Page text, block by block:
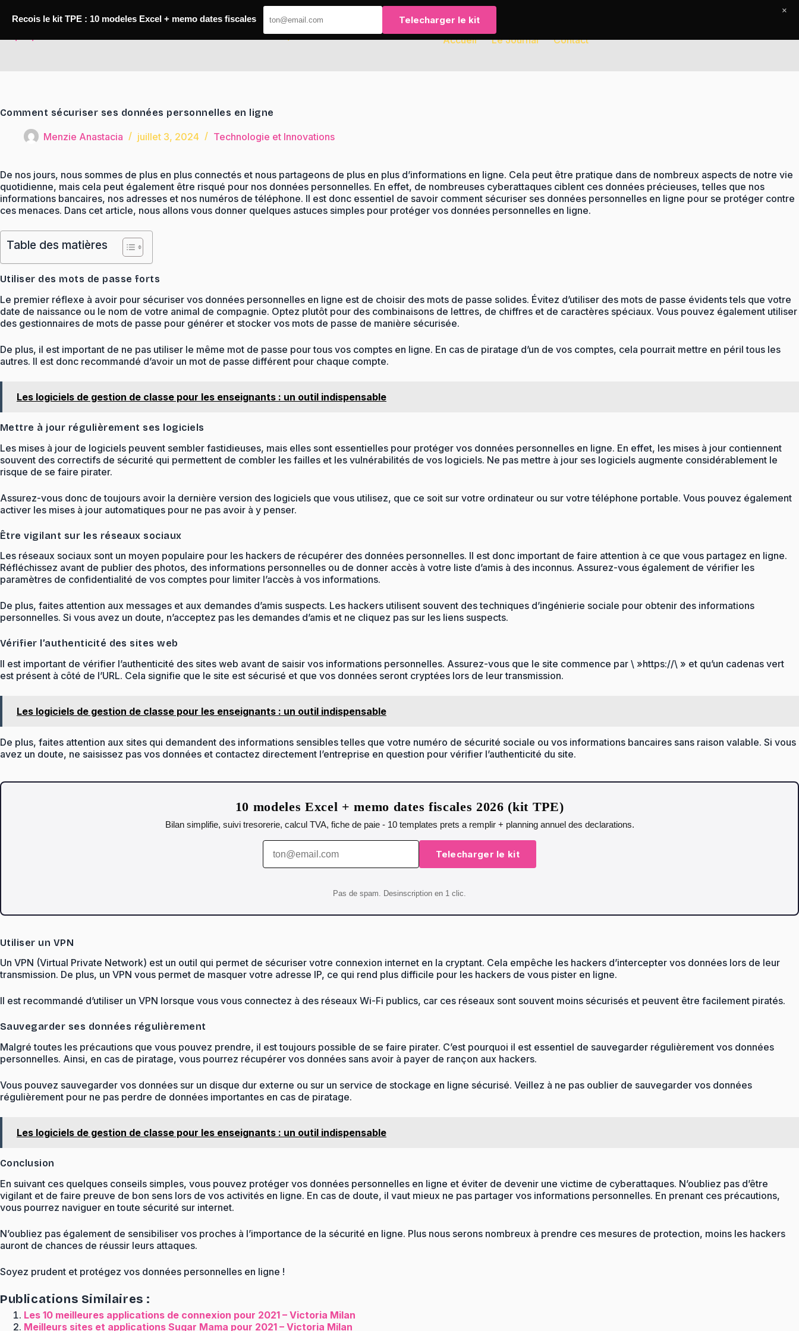
Accueil Le Journal Contact
Comment sécuriser ses données personnelles en ligne
Menzie Anastacia juillet 3, 2024 Technologie et Innovations
De nos jours, nous sommes de plus en plus connectés et nous partageons de plus en plus d’informations en ligne. Cela peut être pratique dans de nombreux aspects de notre vie
quotidienne, mais cela peut également être risqué pour nos données personnelles. En effet, de nombreuses cyberattaques ciblent ces données précieuses, telles que nos
informations bancaires, nos adresses et nos numéros de téléphone. Il est donc essentiel de savoir comment sécuriser ses données personnelles en ligne pour se protéger contre
ces menaces. Dans cet article, nous allons vous donner quelques astuces simples pour protéger vos données personnelles en ligne.
Table des matières
Utiliser des mots de passe forts
Le premier réflexe à avoir pour sécuriser vos données personnelles en ligne est de choisir des mots de passe solides. Évitez d’utiliser des mots de passe évidents tels que votre
date de naissance ou le nom de votre animal de compagnie. Optez plutôt pour des combinaisons de lettres, de chiffres et de caractères spéciaux. Vous pouvez également utiliser
des gestionnaires de mots de passe pour générer et stocker vos mots de passe de manière sécurisée.
De plus, il est important de ne pas utiliser le même mot de passe pour tous vos comptes en ligne. En cas de piratage d’un de vos comptes, cela pourrait mettre en péril tous les
autres. Il est donc recommandé d’avoir un mot de passe différent pour chaque compte.
Les logiciels de gestion de classe pour les enseignants : un outil indispensable
Mettre à jour régulièrement ses logiciels
Les mises à jour de logiciels peuvent sembler fastidieuses, mais elles sont essentielles pour protéger vos données personnelles en ligne. En effet, les mises à jour contiennent
souvent des correctifs de sécurité qui permettent de combler les failles et les vulnérabilités de vos logiciels. Ne pas mettre à jour ses logiciels augmente considérablement le
risque de se faire pirater.
Assurez-vous donc de toujours avoir la dernière version des logiciels que vous utilisez, que ce soit sur votre ordinateur ou sur votre téléphone portable. Vous pouvez également
activer les mises à jour automatiques pour ne pas avoir à y penser.
Être vigilant sur les réseaux sociaux
Les réseaux sociaux sont un moyen populaire pour les hackers de récupérer des données personnelles. Il est donc important de faire attention à ce que vous partagez en ligne.
Réfléchissez avant de publier des photos, des informations personnelles ou de donner accès à votre liste d’amis à des inconnus. Assurez-vous également de vérifier les
paramètres de confidentialité de vos comptes pour limiter l’accès à vos informations.
De plus, faites attention aux messages et aux demandes d’amis suspects. Les hackers utilisent souvent des techniques d’ingénierie sociale pour obtenir des informations
personnelles. Si vous avez un doute, n’acceptez pas les demandes d’amis et ne cliquez pas sur les liens suspects.
Vérifier l’authenticité des sites web
Il est important de vérifier l’authenticité des sites web avant de saisir vos informations personnelles. Assurez-vous que le site commence par \ »https://\ » et qu’un cadenas vert
est présent à côté de l’URL. Cela signifie que le site est sécurisé et que vos données seront cryptées lors de leur transmission.
Les logiciels de gestion de classe pour les enseignants : un outil indispensable
De plus, faites attention aux sites qui demandent des informations sensibles telles que votre numéro de sécurité sociale ou vos informations bancaires sans raison valable. Si vous
avez un doute, ne saisissez pas vos données et contactez directement l’entreprise en question pour vérifier l’authenticité du site.
10 modeles Excel + memo dates fiscales 2026 (kit TPE)
Bilan simplifie, suivi tresorerie, calcul TVA, fiche de paie - 10 templates prets a remplir + planning annuel des declarations.
Telecharger le kit
Pas de spam. Desinscription en 1 clic.
Utiliser un VPN
Un VPN (Virtual Private Network) est un outil qui permet de sécuriser votre connexion internet en la cryptant. Cela empêche les hackers d’intercepter vos données lors de leur
transmission. De plus, un VPN vous permet de masquer votre adresse IP, ce qui rend plus difficile pour les hackers de vous pister en ligne.
Il est recommandé d’utiliser un VPN lorsque vous vous connectez à des réseaux Wi-Fi publics, car ces réseaux sont souvent moins sécurisés et peuvent être facilement piratés.
Sauvegarder ses données régulièrement
Malgré toutes les précautions que vous pouvez prendre, il est toujours possible de se faire pirater. C’est pourquoi il est essentiel de sauvegarder régulièrement vos données
personnelles. Ainsi, en cas de piratage, vous pourrez récupérer vos données sans avoir à payer de rançon aux hackers.
Vous pouvez sauvegarder vos données sur un disque dur externe ou sur un service de stockage en ligne sécurisé. Veillez à ne pas oublier de sauvegarder vos données
régulièrement pour ne pas perdre de données importantes en cas de piratage.
Les logiciels de gestion de classe pour les enseignants : un outil indispensable
Conclusion
En suivant ces quelques conseils simples, vous pouvez protéger vos données personnelles en ligne et éviter de devenir une victime de cyberattaques. N’oubliez pas d’être
vigilant et de faire preuve de bon sens lors de vos activités en ligne. En cas de doute, il vaut mieux ne pas partager vos informations personnelles. En prenant ces précautions,
vous pourrez naviguer en toute sécurité sur internet.
N’oubliez pas également de sensibiliser vos proches à l’importance de la sécurité en ligne. Plus nous serons nombreux à prendre ces mesures de protection, moins les hackers
auront de chances de réussir leurs attaques.
Soyez prudent et protégez vos données personnelles en ligne !
Publications Similaires :
Les 10 meilleures applications de connexion pour 2021 – Victoria Milan
Meilleurs sites et applications Sugar Mama pour 2021 – Victoria Milan
Recois le kit TPE : 10 modeles Excel + memo dates fiscales Telecharger le kit
×